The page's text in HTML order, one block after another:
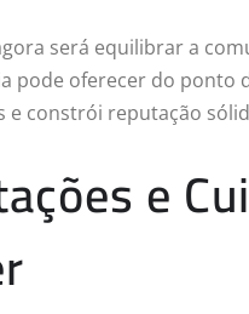
será equilibrar a
pode oferecer do ponto
e constrói reputação
e